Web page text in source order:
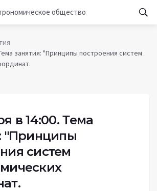
общество
занятия: "Принципы построения систем
в 14:00. Тема
"Принципы
систем